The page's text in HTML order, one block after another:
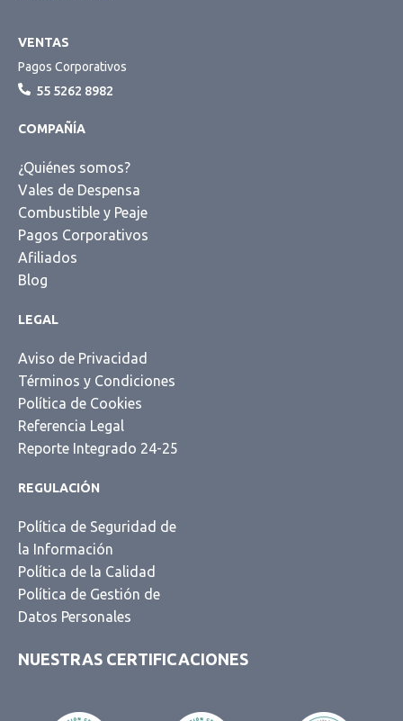
VENTAS
Pagos Corporativos
55 5262 8982
COMPAÑÍA
¿Quiénes somos?
Vales de Despensa
Combustible y Peaje
Pagos Corporativos
Afiliados
Blog
LEGAL
Aviso de Privacidad
Términos y Condiciones
Política de Cookies
Referencia Legal
Reporte Integrado 24-25
REGULACIÓN
Política de Seguridad de
la Información
Política de la Calidad
Política de Gestión de
Datos Personales
NUESTRAS CERTIFICACIONES